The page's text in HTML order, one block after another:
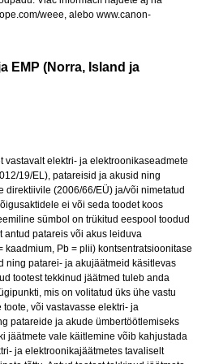
weee, alebo www.canon-
EMP (Norra, Island ja
vastavalt elektri- ja elektroonikaseadmete
19/EL), patareisid ja akusid ning
direktiivile (2006/66/EÜ) ja/või nimetatud
ei või seda toodet koos
sümbol on trükitud eespool toodud
antud patareis või akus leiduva
kaadmium, Pb = plii) kontsentratsioonitase
ning patarei- ja akujäätmeid käsitlevas
tootest tekkinud jäätmed tuleb anda
mis on volitatud üks ühe vastu
või vastavasse elektri- ja
patareide ja akude ümbertöötlemiseks
jäätmete vale käitlemine võib kahjustada
ja elektroonikajäätmetes tavaliselt